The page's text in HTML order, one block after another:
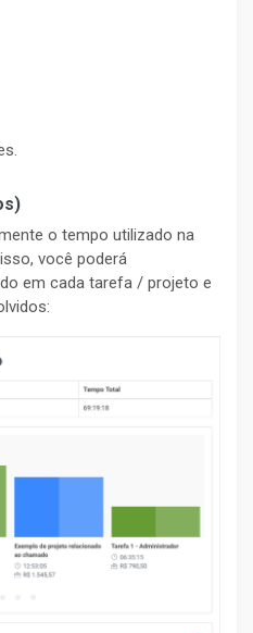
o tempo utilizado na
você poderá
em cada tarefa / projeto e